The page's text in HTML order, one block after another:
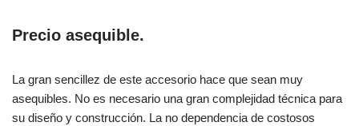
Precio asequible.
La gran sencillez de este accesorio hace que sean muy
asequibles. No es necesario una gran complejidad técnica para
su diseño y construcción. La no dependencia de costosos